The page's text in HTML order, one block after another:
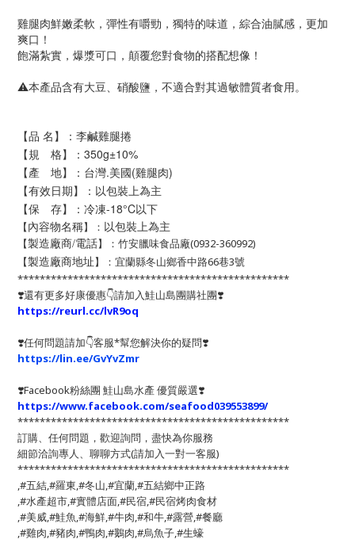
雞腿肉鮮嫩柔軟，彈性有嚼勁，獨特的味道，綜合油膩感，更加
爽口！
飽滿紮實，爆漿可口，顛覆您對食物的搭配想像！
⚠️本產品含有大豆、硝酸鹽，不適合對其過敏體質者食用。
【品 名】：李鹹雞腿捲
【規 格】：350g±10%
【產 地】：台灣.美國(雞腿肉)
【有效日期】：以包裝上為主
【保 存】：冷凍-18°C以下
【內容物名稱】： 以包裝上為主
【製造廠商/電話】：竹安臘味食品廠(0932-360992)
【製造廠商地址】：宜蘭縣冬山鄉香中路66巷3號
*************************************************
❣️還有更多好康優惠👇請加入鮭山島團購社團❣️
https://reurl.cc/lvR9oq
❣️任何問題請加👇客服*幫您解決你的疑問❣️
https://lin.ee/GvYvZmr
❣️Facebook粉絲團 鮭山島水產 優質嚴選❣️
https://www.facebook.com/seafood039553899/
*************************************************
訂購、任何問題，歡迎詢問，盡快為你服務
細節洽詢專人、聊聊方式(請加入一對一客服)
*************************************************
,#五結,#羅東,#冬山,#宜蘭,#五結鄉中正路
,#水產超市,#實體店面,#民宿,#民宿烤肉食材
,#美威,#鮭魚,#海鮮,#牛肉,#和牛,#露營,#餐廳
,#雞肉,#豬肉,#鴨肉,#鵝肉,#烏魚子,#生蠔